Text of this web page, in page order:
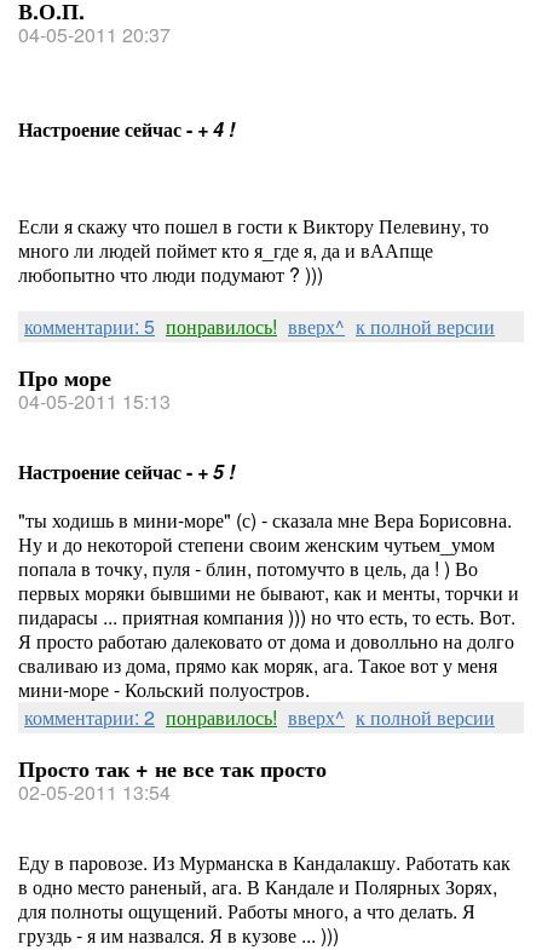
В.О.П.
04-05-2011 20:37
Настроение сейчас - + 4 !
Если я скажу что пошел в гости к Виктору Пелевину, то
много ли людей поймет кто я_где я, да и вААпще
любопытно что люди подумают ? )))
комментарии: 5 понравилось! вверх^ к полной версии
Про море
04-05-2011 15:13
Настроение сейчас - + 5 !
"ты ходишь в мини-море" (с) - сказала мне Вера Борисовна.
Ну и до некоторой степени своим женским чутьем_умом
попала в точку, пуля - блин, потомучто в цель, да ! ) Во
первых моряки бывшими не бывают, как и менты, торчки и
пидарасы ... приятная компания ))) но что есть, то есть. Вот.
Я просто работаю далековато от дома и доволльно на долго
сваливаю из дома, прямо как моряк, ага. Такое вот у меня
мини-море - Кольский полуостров.
комментарии: 2 понравилось! вверх^ к полной версии
Просто так + не все так просто
02-05-2011 13:54
Еду в паровозе. Из Мурманска в Кандалакшу. Работать как
в одно место раненый, ага. В Кандале и Полярных Зорях,
для полноты ощущений. Работы много, а что делать. Я
груздь - я им назвался. Я в кузове ... )))